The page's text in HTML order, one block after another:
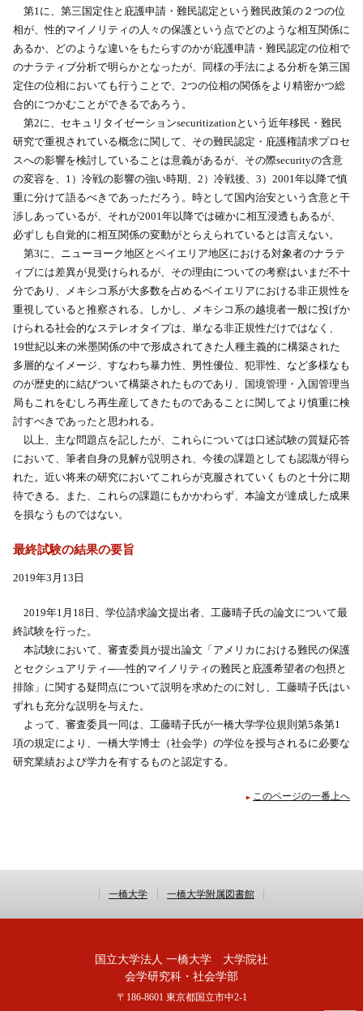
第1に、第三国定住と庇護申請・難民認定という難民政策の２つの位
相が、性的マイノリティの人々の保護という点でどのような相互関係に
あるか、どのような違いをもたらすのかが庇護申請・難民認定の位相で
のナラティブ分析で明らかとなったが、同様の手法による分析を第三国
定住の位相においても行うことで、2つの位相の関係をより精密かつ総
合的につかむことができるであろう。
第2に、セキュリタイゼーションsecuritizationという近年移民・難民
研究で重視されている概念に関して、その難民認定・庇護権請求プロセ
スへの影響を検討していることは意義があるが、その際securityの含意
の変容を、1）冷戦の影響の強い時期、2）冷戦後、3）2001年以降で慎
重に分けて語るべきであっただろう。時として国内治安という含意と干
渉しあっているが、それが2001年以降では確かに相互浸透もあるが、
必ずしも自覚的に相互関係の変動がとらえられているとは言えない。
第3に、ニューヨーク地区とベイエリア地区における対象者のナラテ
ィブには差異が見受けられるが、その理由についての考察はいまだ不十
分であり、メキシコ系が大多数を占めるベイエリアにおける非正規性を
重視していると推察される。しかし、メキシコ系の越境者一般に投げか
けられる社会的なステレオタイプは、単なる非正規性だけではなく、
19世紀以来の米墨関係の中で形成されてきた人種主義的に構築された
多層的なイメージ、すなわち暴力性、男性優位、犯罪性、など多様なも
のが歴史的に結びついて構築されたものであり、国境管理・入国管理当
局もこれをむしろ再生産してきたものであることに関してより慎重に検
討すべきであったと思われる。
以上、主な問題点を記したが、これらについては口述試験の質疑応答
において、筆者自身の見解が説明され、今後の課題としても認識が得ら
れた。近い将来の研究においてこれらが克服されていくものと十分に期
待できる。また、これらの課題にもかかわらず、本論文が達成した成果
を損なうものではない。
最終試験の結果の要旨
2019年3月13日
2019年1月18日、学位請求論文提出者、工藤晴子氏の論文について最
終試験を行った。
本試験において、審査委員が提出論文「アメリカにおける難民の保護
とセクシュアリティ─―性的マイノリティの難民と庇護希望者の包摂と
排除」に関する疑問点について説明を求めたのに対し、工藤晴子氏はい
ずれも充分な説明を与えた。
よって、審査委員一同は、工藤晴子氏が一橋大学学位規則第5条第1
項の規定により、一橋大学博士（社会学）の学位を授与されるに必要な
研究業績および学力を有するものと認定する。
このページの一番上へ
一橋大学 一橋大学附属図書館
国立大学法人 一橋大学 大学院社
会学研究科・社会学部
〒186-8601 東京都国立市中2-1